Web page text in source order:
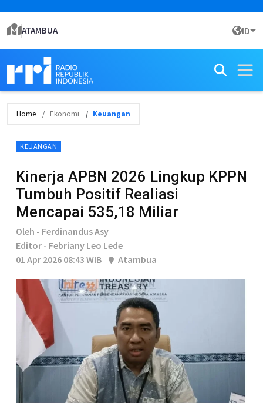
ATAMBUA ID
Home Ekonomi Keuangan
KEUANGAN
Kinerja APBN 2026 Lingkup KPPN
Tumbuh Positif Realiasi
Mencapai 535,18 Miliar
Oleh - Ferdinandus Asy
Editor - Febriany Leo Lede
01 Apr 2026 08:43 WIB
Atambua